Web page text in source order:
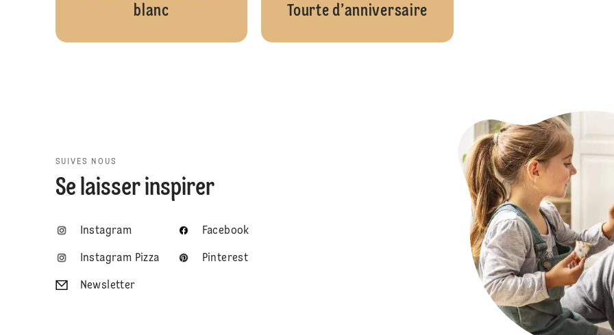
blanc
Tourte d’anniversaire
SUIVES NOUS
Se laisser inspirer
Instagram Facebook
Instagram Pizza Pinterest
Newsletter